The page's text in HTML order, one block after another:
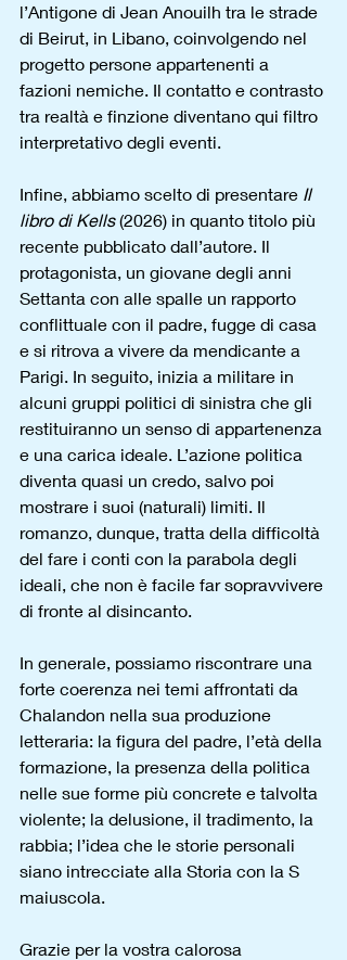
l’Antigone di Jean Anouilh tra le strade
di Beirut, in Libano, coinvolgendo nel
progetto persone appartenenti a
fazioni nemiche. Il contatto e contrasto
tra realtà e finzione diventano qui filtro
interpretativo degli eventi.
Infine, abbiamo scelto di presentare Il
libro di Kells (2026) in quanto titolo più
recente pubblicato dall’autore. Il
protagonista, un giovane degli anni
Settanta con alle spalle un rapporto
conflittuale con il padre, fugge di casa
e si ritrova a vivere da mendicante a
Parigi. In seguito, inizia a militare in
alcuni gruppi politici di sinistra che gli
restituiranno un senso di appartenenza
e una carica ideale. L’azione politica
diventa quasi un credo, salvo poi
mostrare i suoi (naturali) limiti. Il
romanzo, dunque, tratta della difficoltà
del fare i conti con la parabola degli
ideali, che non è facile far sopravvivere
di fronte al disincanto.
In generale, possiamo riscontrare una
forte coerenza nei temi affrontati da
Chalandon nella sua produzione
letteraria: la figura del padre, l’età della
formazione, la presenza della politica
nelle sue forme più concrete e talvolta
violente; la delusione, il tradimento, la
rabbia; l’idea che le storie personali
siano intrecciate alla Storia con la S
maiuscola.
Grazie per la vostra calorosa